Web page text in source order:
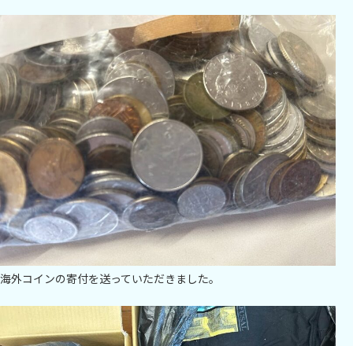
海外コインの寄付を送っていただきました。